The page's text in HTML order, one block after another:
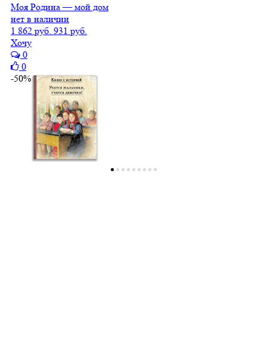
Моя Родина — мой дом
нет в наличии
1 862 руб. 931 руб.
Хочу
0
0
-50%